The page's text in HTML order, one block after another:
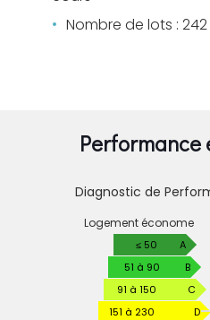
Nombre de lots : 242
Diagnostic de
DE
PERFORMANCE
ENERGETIQUE
Logement économe
≤ 50
A
51 à 90
B
91 à 150
C
151 à 230
D